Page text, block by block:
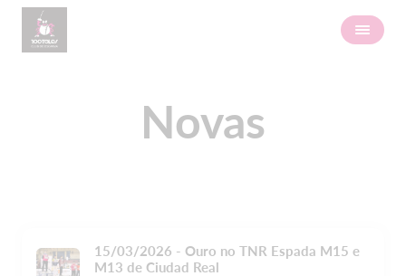
Novas
15/03/2026 - Ouro no TNR Espada M15 e
M13 de Ciudad Real